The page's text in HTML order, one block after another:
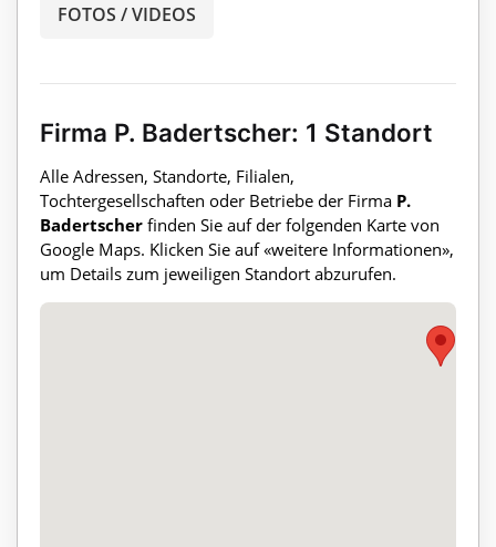
FOTOS / VIDEOS
Firma P. Badertscher: 1 Standort
Alle Adressen, Standorte, Filialen,
Tochtergesellschaften oder Betriebe der Firma P.
Badertscher finden Sie auf der folgenden Karte von
Google Maps. Klicken Sie auf «weitere Informationen»,
um Details zum jeweiligen Standort abzurufen.